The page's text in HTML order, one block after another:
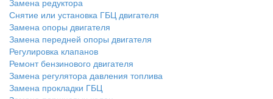
Замена редуктора
Снятие или установка ГБЦ двигателя
Замена опоры двигателя
Замена передней опоры двигателя
Регулировка клапанов
Ремонт бензинового двигателя
Замена регулятора давления топлива
Замена прокладки ГБЦ